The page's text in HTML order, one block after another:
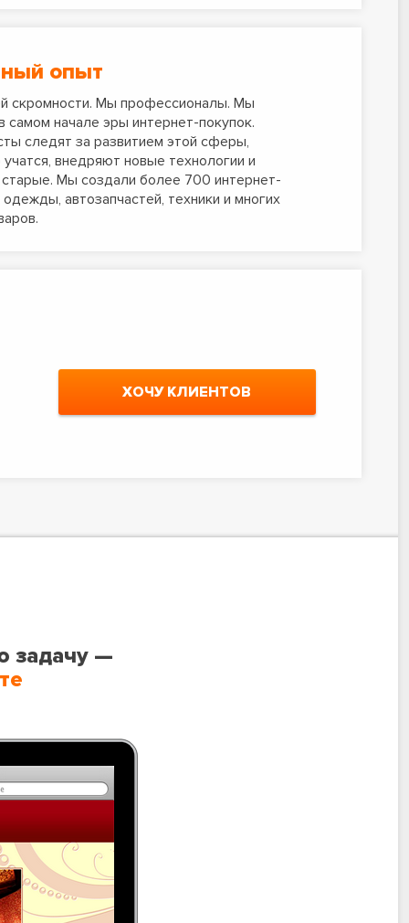
опыт
скромности. Мы профессионалы. Мы
самом начале эры интернет-покупок.
следят за развитием этой сферы,
учатся, внедряют новые технологии и
Мы создали более 700 интернет-
одежды, автозапчастей, техники и многих
ХОЧУ КЛИЕНТОВ
задачу —